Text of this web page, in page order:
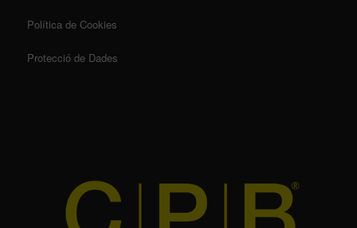
Política de Cookies
Protecció de Dades